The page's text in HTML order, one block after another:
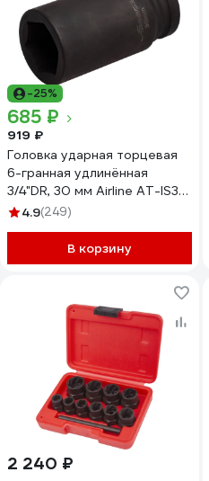
-25%
685 ₽
919 ₽
Головка ударная торцевая
6-гранная удлинённая
3/4"DR, 30 мм Airline AT-IS34-
344.9(249)
В корзину
2 240 ₽